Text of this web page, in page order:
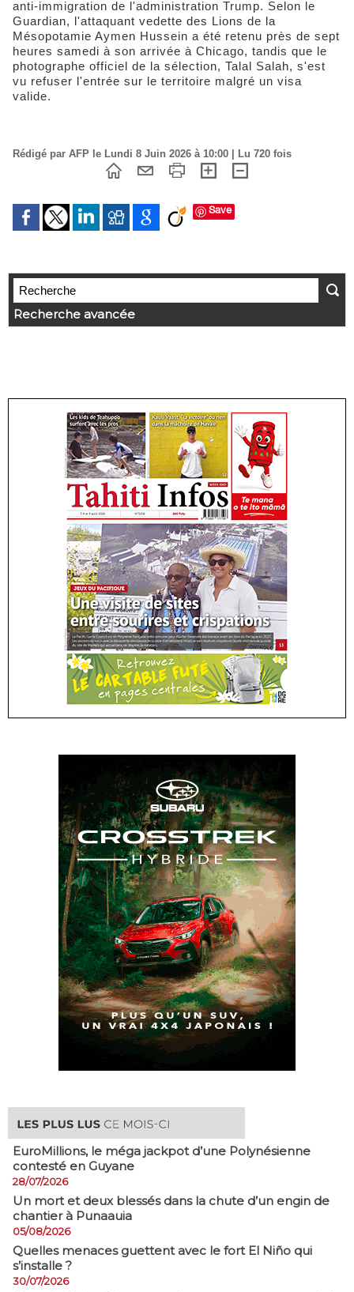
anti-immigration de l'administration Trump. Selon le
Guardian, l'attaquant vedette des Lions de la
Mésopotamie Aymen Hussein a été retenu près de sept
heures samedi à son arrivée à Chicago, tandis que le
photographe officiel de la sélection, Talal Salah, s'est
vu refuser l'entrée sur le territoire malgré un visa
valide.
Rédigé par AFP le Lundi 8 Juin 2026 à 10:00 | Lu 720 fois
Save
Recherche avancée
EuroMillions, ​le méga jackpot d’une Polynésienne
contesté en Guyane
28/07/2026
​Un mort et deux blessés dans la chute d’un engin de
chantier à Punaauia
05/08/2026
Quelles menaces guettent avec le fort El Niño qui
s’installe ?
30/07/2026